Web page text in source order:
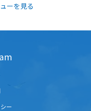
ーを見る
ー